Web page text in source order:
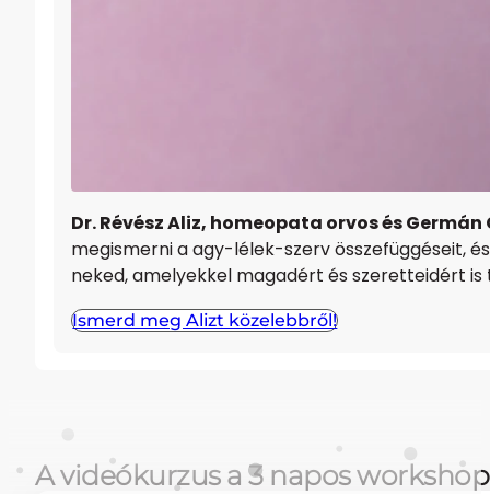
Dr. Révész Aliz, homeopata orvos és
megismerni a agy-lélek-szerv összefüggéseit,
neked, amelyekkel magadért és szeretteidért is
Ismerd meg Alizt közelebbről!
A videókurzus a 3 napos